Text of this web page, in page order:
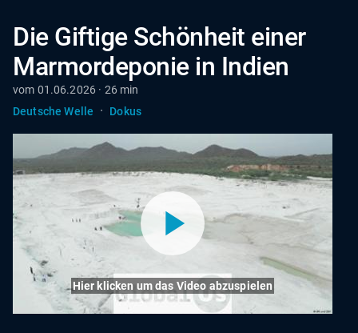
Die Giftige Schönheit einer
Marmordeponie in Indien
vom 01.06.2026 · 26 min
Deutsche Welle
· Dokus
Hier klicken um das Video abzuspielen